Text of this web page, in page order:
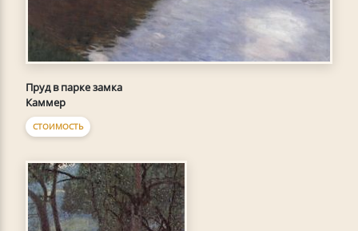
Пруд в парке замка
Каммер
СТОИМОСТЬ